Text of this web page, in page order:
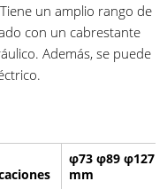
un amplio rango de
con un cabrestante
Además, se puede
φ73 φ89 φ127
mm